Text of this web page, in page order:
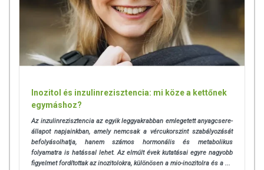
Inozitol és inzulinrezisztencia: mi köze a kettőnek
egymáshoz?
Az inzulinrezisztencia az egyik leggyakrabban emlegetett anyagcsere-
állapot napjainkban, amely nemcsak a vércukorszint szabályozását
befolyásolhatja, hanem számos hormonális és metabolikus
folyamatra is hatással lehet. Az elmúlt évek kutatásai egyre nagyobb
figyelmet fordítottak az inozitolokra, különösen a mio-inozitolra és a ...